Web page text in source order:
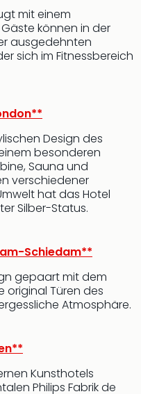
mit einem
können in der
ausgedehnten
sich im Fitnessbereich
Design des
besonderen
Sauna und
verschiedener
hat das Hotel
Silber-Status.
Schiedam**
gepaart mit dem
original Türen des
Atmosphäre.
Kunsthotels
Philips Fabrik de